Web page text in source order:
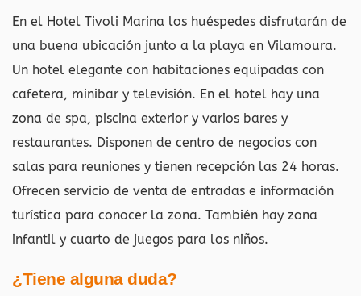
En el Hotel Tivoli Marina los huéspedes disfrutarán de
una buena ubicación junto a la playa en Vilamoura.
Un hotel elegante con habitaciones equipadas con
cafetera, minibar y televisión. En el hotel hay una
zona de spa, piscina exterior y varios bares y
restaurantes. Disponen de centro de negocios con
salas para reuniones y tienen recepción las 24 horas.
Ofrecen servicio de venta de entradas e información
turística para conocer la zona. También hay zona
infantil y cuarto de juegos para los niños.
¿Tiene alguna duda?